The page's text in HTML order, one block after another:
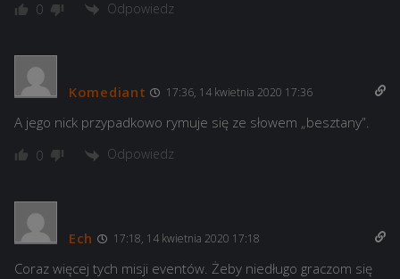
0 Odpowiedz
Komediant 17:36, 14 kwietnia 2020 17:36
A jego nick przypadkowo rymuje się ze słowem „besztany”.
0 Odpowiedz
Ech 17:18, 14 kwietnia 2020 17:18
Coraz więcej tych misji eventów. Żeby niedługo graczom się